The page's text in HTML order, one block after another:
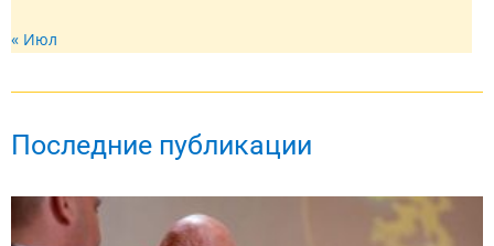
« Июл
Последние публикации